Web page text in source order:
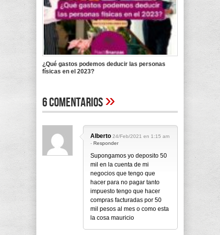
¿Qué gastos podemos deducir las personas
físicas en el 2023?
6 Comentarios»
Alberto 24/Feb/2021 en 1:15 am
- Responder
Supongamos yo deposito 50
mil en la cuenta de mi
negocios que tengo que
hacer para no pagar tanto
impuesto tengo que hacer
compras facturadas por 50
mil pesos al mes o como esta
la cosa mauricio